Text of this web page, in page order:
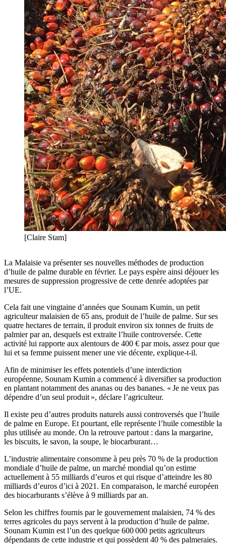
[Claire Stam]
La Malaisie va présenter ses nouvelles méthodes de production
d’huile de palme durable en février. Le pays espère ainsi déjouer les
mesures de suppression progressive de cette denrée adoptées par
l’UE.
Cela fait une vingtaine d’années que Sounam Kumin, un petit
agriculteur malaisien de 65 ans, produit de l’huile de palme. Sur ses
quatre hectares de terrain, il produit environ six tonnes de fruits de
palmier par an, desquels est extraite l’huile controversée. Cette
activité lui rapporte aux alentours de 400 € par mois, assez pour que
lui et sa femme puissent mener une vie décente, explique-t-il.
Afin de minimiser les effets potentiels d’une interdiction
européenne, Sounam Kumin a commencé à diversifier sa production
en plantant notamment des ananas ou des bananes. « Je ne veux pas
dépendre d’un seul produit », déclare l’agriculteur.
Il existe peu d’autres produits naturels aussi controversés que l’huile
de palme en Europe. Et pourtant, elle représente l’huile comestible la
plus utilisée au monde. On la retrouve partout : dans la margarine,
les biscuits, le savon, la soupe, le biocarburant…
L’industrie alimentaire consomme à peu près 70 % de la production
mondiale d’huile de palme, un marché mondial qu’on estime
actuellement à 55 milliards d’euros et qui risque d’atteindre les 80
milliards d’euros d’ici à 2021. En comparaison, le marché européen
des biocarburants s’élève à 9 milliards par an.
Selon les chiffres fournis par le gouvernement malaisien, 74 % des
terres agricoles du pays servent à la production d’huile de palme.
Sounam Kumin est l’un des quelque 600 000 petits agriculteurs
dépendants de cette industrie et qui possèdent 40 % des palmeraies.